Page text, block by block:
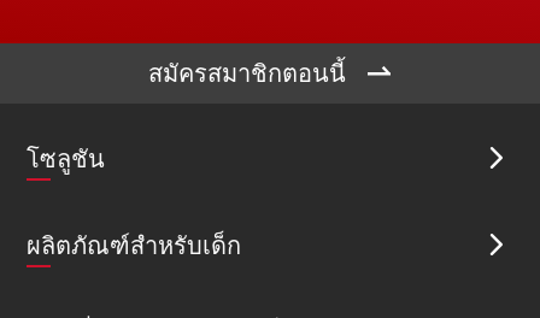
สมัครสมาชิกตอนนี้ 
โซลูชัน 
ผลิตภัณฑ์สำหรับเด็ก 